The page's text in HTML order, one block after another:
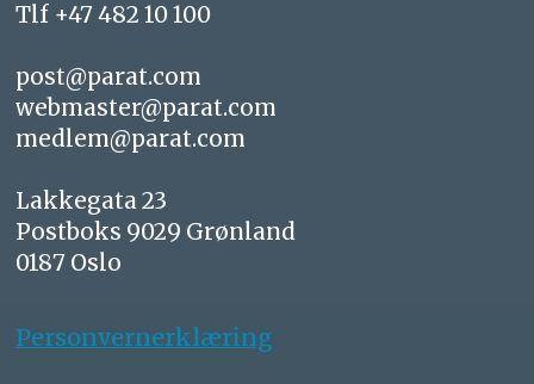
Tlf +47 482 10 100
post@parat.com
webmaster@parat.com
medlem@parat.com
Lakkegata 23
Postboks 9029 Grønland
0187 Oslo
Personvernerklæring